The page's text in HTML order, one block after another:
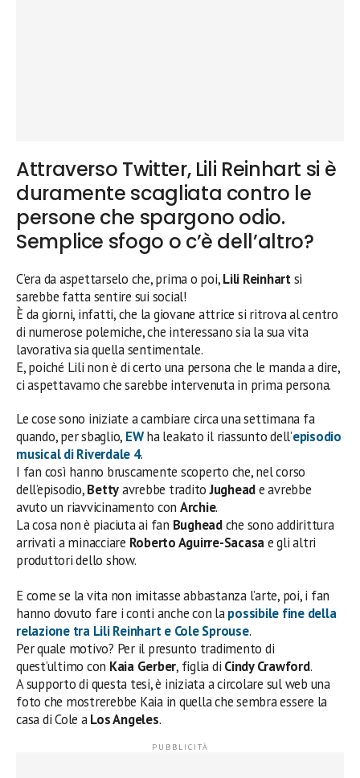
Attraverso Twitter, Lili Reinhart si è
duramente scagliata contro le
persone che spargono odio.
Semplice sfogo o c’è dell’altro?
C’era da aspettarselo che, prima o poi,Lili Reinhartsi
sarebbe fatta sentire sui social!
È da giorni, infatti, che la giovane attrice si ritrova al centro
di numerose polemiche, che interessano sia la sua vita
lavorativa sia quella sentimentale.
E, poiché Lili non è di certo una persona che le manda a dire,
ci aspettavamo che sarebbe intervenuta in prima persona.
Le cose sono iniziate a cambiare circa una settimana fa
quando, per sbaglio, EWha leakato il riassunto dell’episodio
musical di Riverdale 4.
I fan così hanno bruscamente scoperto che, nel corso
dell’episodio,Bettyavrebbe traditoJugheade avrebbe
avuto un riavvicinamento con Archie.
La cosa non è piaciuta ai fan Bugheadche sono addirittura
arrivati a minacciare Roberto Aguirre-Sacasae gli altri
produttori dello show.
E come se la vita non imitasse abbastanza l’arte, poi, i fan
hanno dovuto fare i conti anche con lapossibile fine della
relazione tra Lili Reinhart e Cole Sprouse.
Per quale motivo? Per il presunto tradimento di
quest’ultimo con Kaia Gerber, figlia di Cindy Crawford.
A supporto di questa tesi, è iniziata a circolare sul web una
foto che mostrerebbe Kaia in quella che sembra essere la
casa di Cole aLos Angeles.